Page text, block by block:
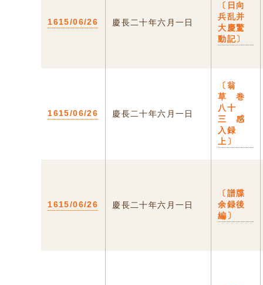
1615/06/26 慶長二十年六月一日
〔日向
兵乱并
大慶驚
動記〕
1615/06/26 慶長二十年六月一日
〔翁
草 巻
八十
三 感
入録
上〕
1615/06/26 慶長二十年六月一日
〔譜牒
余録後
編〕